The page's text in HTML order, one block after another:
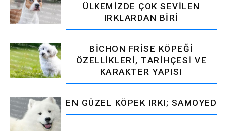
ÜLKEMIZDE ÇOK SEVILEN
IRKLARDAN BIRI
BICHON FRISE KÖPEĞI
ÖZELLIKLERI, TARIHÇESI VE
KARAKTER YAPISI
EN GÜZEL KÖPEK IRKI; SAMOYED